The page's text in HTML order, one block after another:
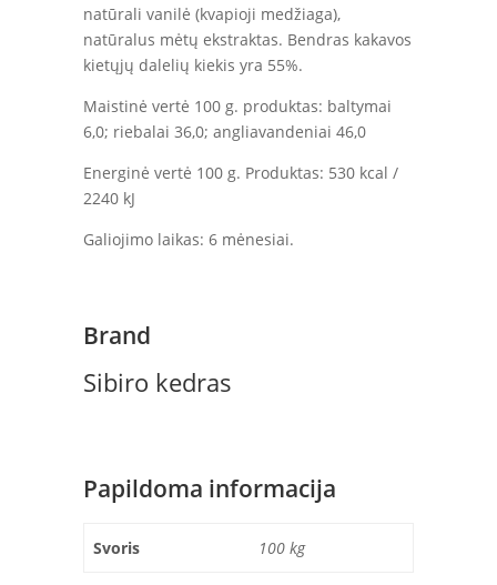
natūrali vanilė (kvapioji medžiaga),
natūralus mėtų ekstraktas. Bendras kakavos
kietųjų dalelių kiekis yra 55%.
Maistinė vertė 100 g. produktas: baltymai
6,0; riebalai 36,0; angliavandeniai 46,0
Energinė vertė 100 g. Produktas: 530 kcal /
2240 kJ
Galiojimo laikas: 6 mėnesiai.
Brand
Sibiro kedras
Papildoma informacija
Svoris 100 kg